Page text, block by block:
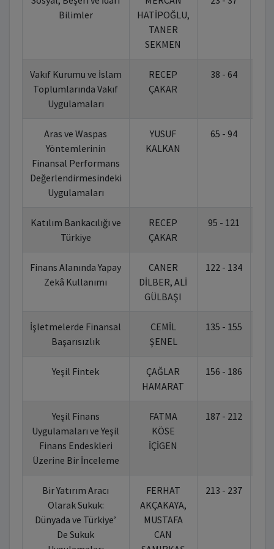
Bilimler
HATİPOĞLU,
TANER
SEKMEN
Vakıf Kurumu ve İslam
Toplumlarında Vakıf
Uygulamaları
RECEP
ÇAKAR
38 - 64
Aras ve Waspas
Yöntemlerinin
Finansal Performans
Değerlendirmesindeki
Uygulamaları
YUSUF
KALKAN
65 - 94
Katılım Bankacılığı ve
Türkiye
RECEP
ÇAKAR
95 - 121
Finans Alanında Yapay
Zekâ Kullanımı
CANER
DİLBER, ALİ
GÜLBAŞI
122 - 134
İşletmelerde Finansal
Başarısızlık
CEMİL
ŞENEL
135 - 155
Yeşil Fintek
ÇAĞLAR
HAMARAT
156 - 186
Yeşil Finans
Uygulamaları ve Yeşil
Finans Endeskleri
Üzerine Bir İnceleme
FATMA
KÖSE
İÇİGEN
187 - 212
Bir Yatırım Aracı
Olarak Sukuk:
Dünyada ve Türkiye’
De Sukuk
FERHAT
AKÇAKAYA,
MUSTAFA
CAN
213 - 237